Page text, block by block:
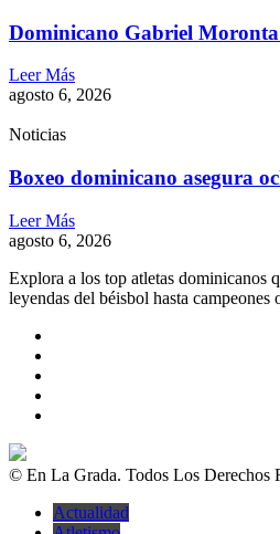
Dominicano Gabriel Moronta
Leer Más
agosto 6, 2026
Noticias
Boxeo dominicano asegura
Leer Más
agosto 6, 2026
Explora a los top atletas dominicanos
leyendas del béisbol hasta
© En La Grada. Todos Los Derechos
Actualidad